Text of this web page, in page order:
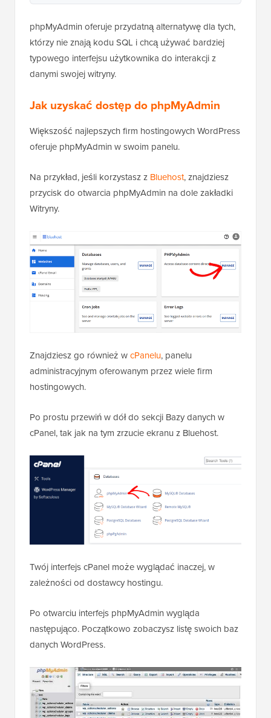
WPCode kliknięcie
phpMyAdmin oferuje przydatną alternatywę dla tych,
którzy nie znają kodu SQL i chcą używać bardziej
typowego interfejsu użytkownika do interakcji z
Większość najlepszych firm hostingowych WordPress
Na przykład, jeśli korzystasz zBluehost, znajdziesz
przycisk do otwarcia phpMyAdmin na dole zakładki
Znajdziesz go również wcPanelu, panelu
administracyjnym oferowanym przez wiele firm
Po prostu przewiń w dół do sekcji Bazy danych w
Twój interfejs cPanel może wyglądać inaczej, w
Po otwarciu interfejs phpMyAdmin wygląda
następująco. Początkowo zobaczysz listę swoich baz